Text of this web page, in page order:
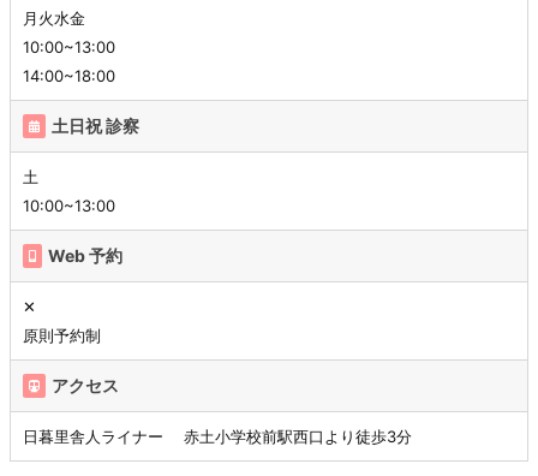
月火水金
10:00~13:00
14:00~18:00
土日祝 診察
土
10:00~13:00
Web 予約
✕
原則予約制
アクセス
日暮里舎人ライナー 赤土小学校前駅西口より徒歩3分